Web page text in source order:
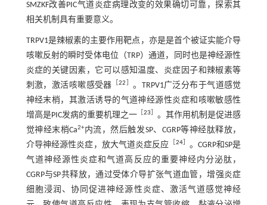
SMZKF改善PIC气道炎症病理改变的效果确切可靠，探索其
相关机制具有重要意义。
TRPV1是辣椒素的主要作用靶点，亦是是首个被证实能介导
咳嗽反射的瞬时受体电位（TRP）通道，同时也是神经源性
炎症的关键因素，它可以感知温度、炎症因子和辣椒素等
刺激，激活咳嗽感受器 ［22
。TRPV1广泛分布于气道感觉
神经末梢，其激活诱导的气道神经源性炎症和咳嗽敏感性
增高是PIC发病的重要机理之一 ［23
。其作用机制是促进感
觉神经末梢Ca2+内流，然后触发SP、CGRP等神经肽释放，
介导神经源性炎症，放大气道炎症反应
24］ 。CGRP和SP是
气道神经源性炎症和气道高反应的重要神经内分泌肽，
CGRP与SP共释放，通过受体介导扩张气道血管，增强炎症
细胞浸润、协同促进神经源性炎症、激活气道感觉神经